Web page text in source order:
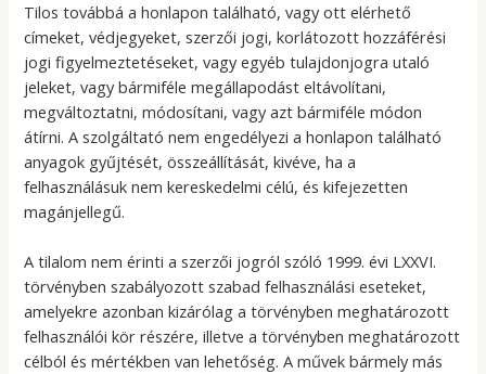
Tilos továbbá a honlapon található, vagy ott elérhető
címeket, védjegyeket, szerzői jogi, korlátozott hozzáférési
jogi figyelmeztetéseket, vagy egyéb tulajdonjogra utaló
jeleket, vagy bármiféle megállapodást eltávolítani,
megváltoztatni, módosítani, vagy azt bármiféle módon
átírni. A szolgáltató nem engedélyezi a honlapon található
anyagok gyűjtését, összeállítását, kivéve, ha a
felhasználásuk nem kereskedelmi célú, és kifejezetten
magánjellegű.
A tilalom nem érinti a szerzői jogról szóló 1999. évi LXXVI.
törvényben szabályozott szabad felhasználási eseteket,
amelyekre azonban kizárólag a törvényben meghatározott
felhasználói kör részére, illetve a törvényben meghatározott
célból és mértékben van lehetőség. A művek bármely más